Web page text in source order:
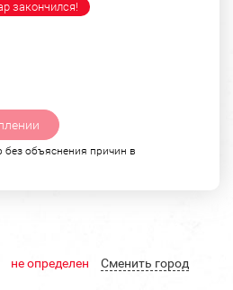
закончился!
без объяснения причин в
не определен Cменить город